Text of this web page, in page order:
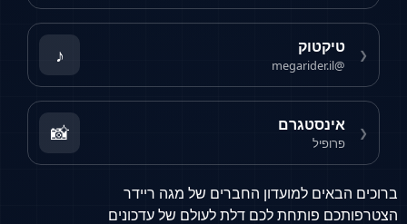
ברוכים הבאים למועדון החברים של מגה ריידר
הצטרפותכם פותחת לכם דלת לעולם של עדכונים
❮ טיקטוק
@megarider.il
♪
❮ אינסטגרם
פרופיל 📸